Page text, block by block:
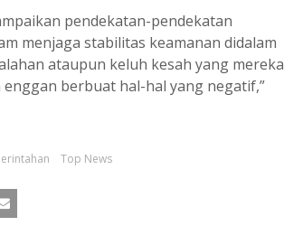
pendekatan-pendekatan
menjaga stabilitas keamanan didalam
ataupun keluh kesah yang mereka
berbuat hal-hal yang negatif,”
Top News